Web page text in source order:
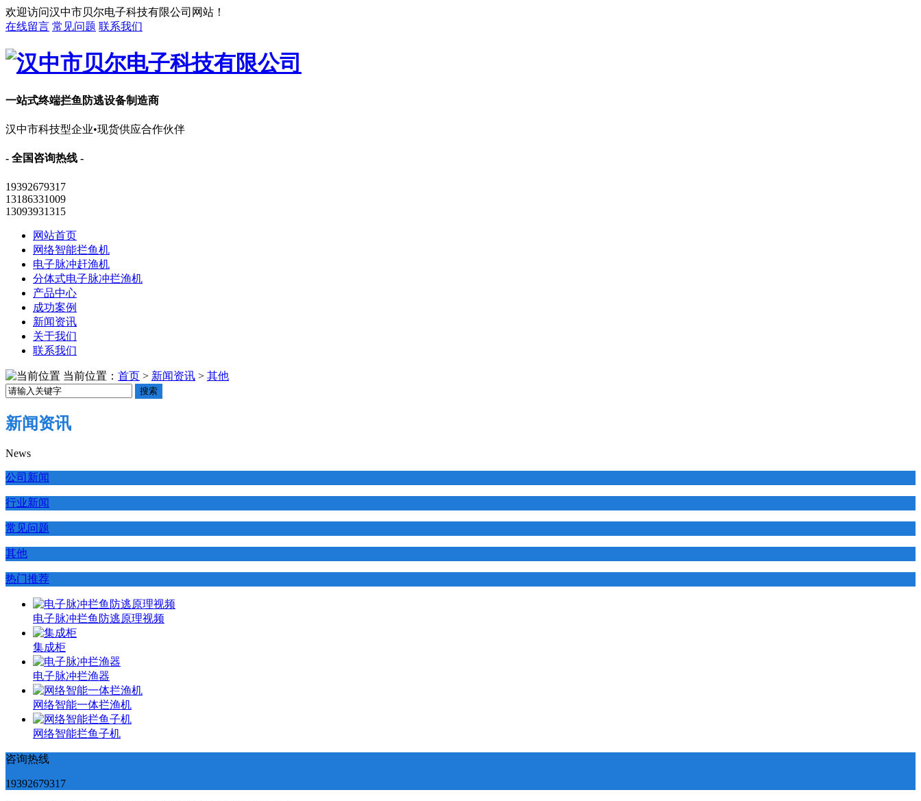
欢迎访问汉中市贝尔电子科技有限公司网站！
在线留言 常见问题 联系我们
一站式终端拦鱼防逃设备制造商
汉中市科技型企业•现货供应合作伙伴
- 全国咨询热线 -
19392679317
13186331009
13093931315
网站首页
网络智能拦鱼机
电子脉冲赶渔机
分体式电子脉冲拦渔机
产品中心
成功案例
新闻资讯
关于我们
联系我们
当前位置： 首页 > 新闻资讯 > 其他
搜索
新闻资讯
News
公司新闻
行业新闻
常见问题
其他
热门推荐
电子脉冲拦鱼防逃原理视频
集成柜
电子脉冲拦渔器
网络智能一体拦渔机
网络智能拦鱼子机
咨询热线
19392679317